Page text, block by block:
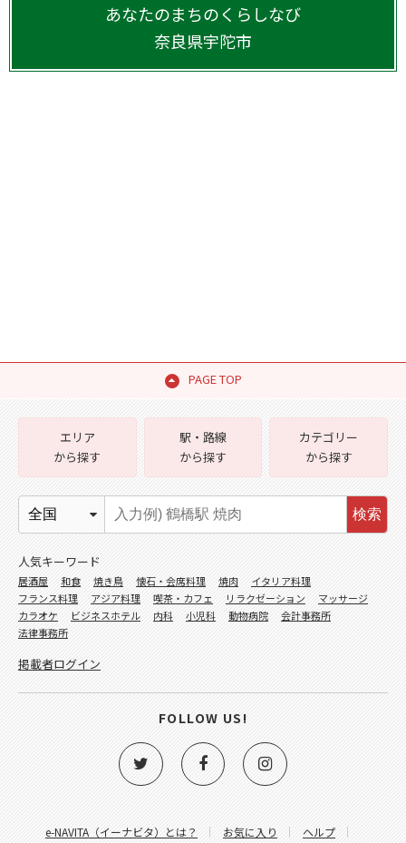
あなたのまちのくらしなび
奈良県宇陀市
PAGE TOP
e-NAVITA（イーナビタ）とは？ お気に入り ヘルプ
エリア
から探す
駅・路線
から探す
カテゴリー
から探す
検索
人気キーワード
居酒屋 和食 焼き鳥 懐石・会席料理 焼肉
イタリア料理
フランス料理
アジア料理 喫茶・カフェ リラクゼーション
マッサージ
カラオケ
ビジネスホテル 内科 小児科 動物病院
会計事務所
法律事務所
掲載者ログイン
FOLLOW US!